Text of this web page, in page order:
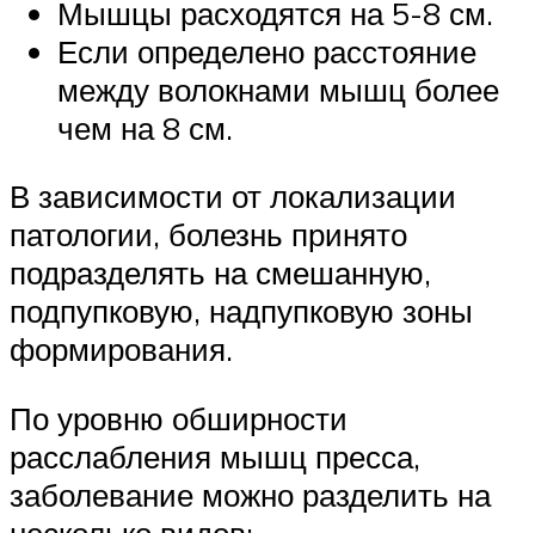
Мышцы расходятся на 5-8 см.
Если определено расстояние
между волокнами мышц более
чем на 8 см.
В зависимости от локализации
патологии, болезнь принято
подразделять на смешанную,
подпупковую, надпупковую зоны
формирования.
По уровню обширности
расслабления мышц пресса,
заболевание можно разделить на